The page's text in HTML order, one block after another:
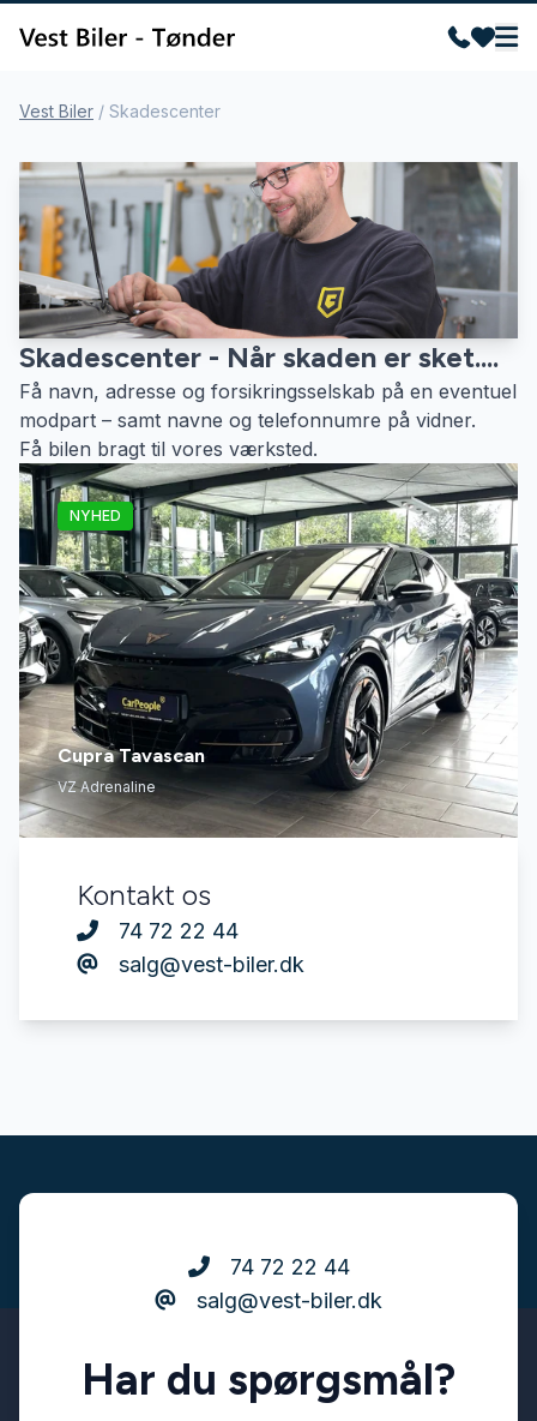
Vest Biler / Skadescenter
Skadescenter - Når skaden er sket....
Få navn, adresse og forsikringsselskab på en eventuel
modpart – samt navne og telefonnumre på vidner.
Få bilen bragt til vores værksted.
NYHED
Cupra Tavascan
VZ Adrenaline
Kontakt os
74 72 22 44
salg@vest-biler.dk
74 72 22 44
salg@vest-biler.dk
Har du spørgsmål?